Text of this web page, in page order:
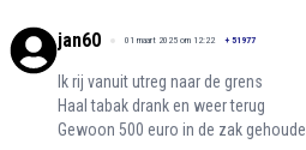
jan60 01 maart 2025 om 12:22 + 51977
Ik rij vanuit utreg naar de grens
Haal tabak drank en weer terug
Gewoon 500 euro in de zak